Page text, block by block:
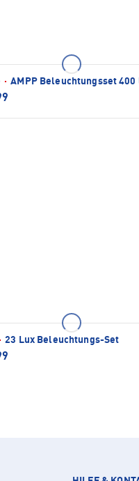
· AMPP Beleuchtungsset 400
· 23 Lux Beleuchtungs-Set